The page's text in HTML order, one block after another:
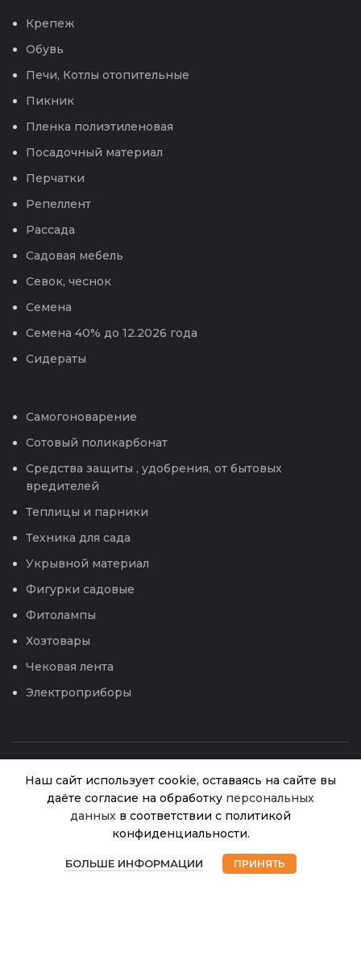
Крепеж
Обувь
Печи, Котлы отопительные
Пикник
Пленка полиэтиленовая
Посадочный материал
Перчатки
Репеллент
Рассада
Садовая мебель
Севок, чеснок
Семена
Семена 40% до 12.2026 года
Сидераты
Самогоноварение
Сотовый поликарбонат
Средства защиты , удобрения, от бытовых
вредителей
Теплицы и парники
Техника для сада
Укрывной материал
Фигурки садовые
Фитолампы
Хозтовары
Чековая лента
Электроприборы
Интернет магазин Успех. ИП Хрипунов Сергей
Александрович
Наш сайт использует cookie, оставаясь на сайте вы
даёте согласие на обработку персональных
данных в соответствии с политикой
конфиденциальности.
БОЛЬШЕ ИНФОРМАЦИИ ПРИНЯТЬ
ТСХА (НК) 3г33.00₽
наличии
Магазин Избранное Корзина Мой аккаунт